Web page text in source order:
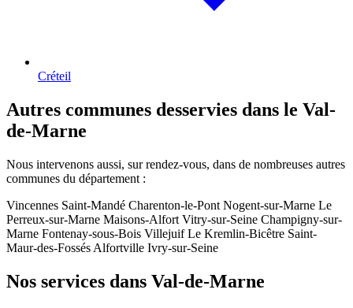
Créteil
Autres communes desservies dans le Val-
de-Marne
Nous intervenons aussi, sur rendez-vous, dans de nombreuses autres
communes du département :
Vincennes Saint-Mandé Charenton-le-Pont Nogent-sur-Marne Le
Perreux-sur-Marne Maisons-Alfort Vitry-sur-Seine Champigny-sur-
Marne Fontenay-sous-Bois VillejuifLe Kremlin-Bicêtre Saint-
Maur-des-Fossés Alfortville Ivry-sur-Seine
Nos services dans Val-de-Marne